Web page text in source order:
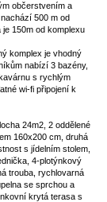
občerstvením a
500 m od
150m od komplexu
komplex je vhodný
nabízí 3 bazény,
s rychlým
wi-fi připojení k
24m2, 2 oddělené
160x200 cm, druhá
s jídelním stolem,
4-plotýnkový
trouba, rychlovarná
se sprchou a
krytá terasa s